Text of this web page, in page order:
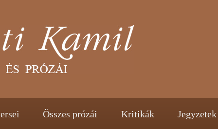
Összes prózái Kritikák Jegyzetek